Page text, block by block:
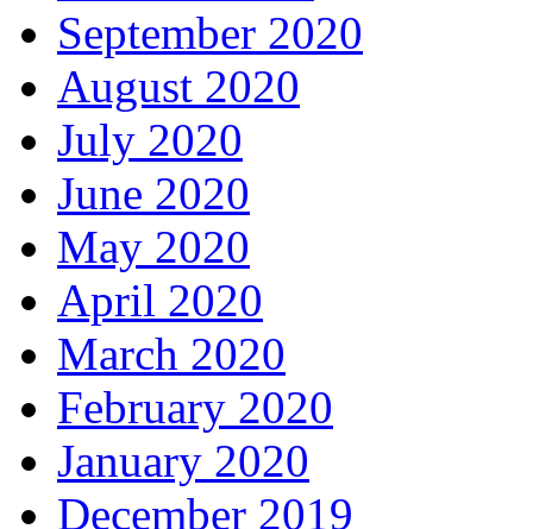
September 2020
August 2020
July 2020
June 2020
May 2020
April 2020
March 2020
February 2020
January 2020
December 2019